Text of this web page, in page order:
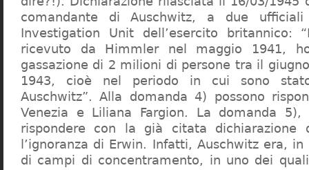
comandante di Auschwitz, a due
Investigation Unit dell’esercito britannico:
ricevuto da Himmler nel maggio 1941,
gassazione di 2 milioni di persone tra il
1943, cioè nel periodo in cui sono
Auschwitz”. Alla domanda 4) possono
Venezia e Liliana Fargion. La domanda
rispondere con la già citata dichiarazione
l’ignoranza di Erwin. Infatti, Auschwitz era,
di campi di concentramento, in uno dei